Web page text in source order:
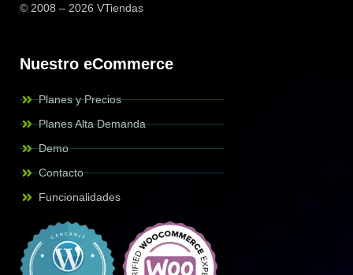
© 2008 – 2026 VTiendas
Nuestro eCommerce
Planes y Precios
Planes Alta Demanda
Demo
Contacto
Funcionalidades